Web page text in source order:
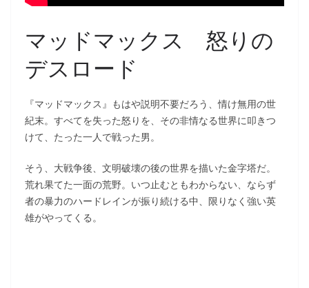
マッドマックス 怒りの
デスロード
『マッドマックス』もはや説明不要だろう、情け無用の世
紀末。すべてを失った怒りを、その非情なる世界に叩きつ
けて、たった一人で戦った男。
そう、大戦争後、文明破壊の後の世界を描いた金字塔だ。
荒れ果てた一面の荒野。いつ止むともわからない、ならず
者の暴力のハードレインが振り続ける中、限りなく強い英
雄がやってくる。